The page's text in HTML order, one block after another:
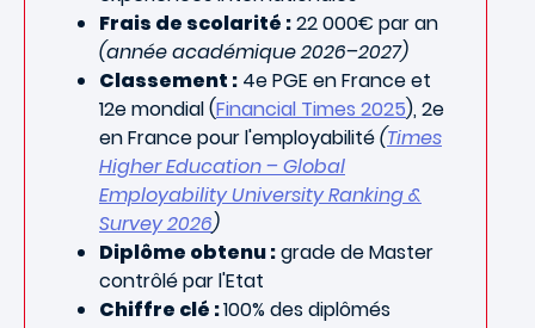
Frais de scolarité :22 000€ par an
(année académique 2026–2027)
Classement : 4e PGE en France et
12e mondial (Financial Times 2025), 2e
en France pour l'employabilité(Times
Higher Education – Global
Employability University Ranking &
Survey 2026)
Diplôme obtenu :grade de Master
contrôlé par l'Etat
Chiffre clé :100% des diplômés